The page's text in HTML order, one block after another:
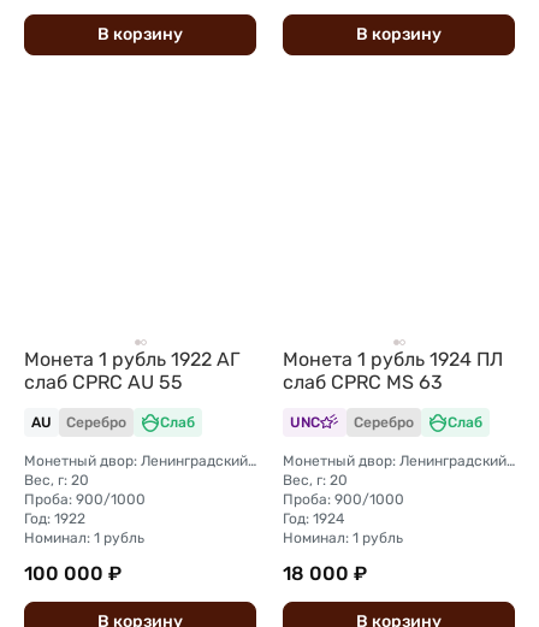
В корзину В корзину
Монета 1 рубль 1922 АГ
слаб CPRC AU 55
AU Серебро Слаб
Монетный двор: Ленинградский (ЛМД)
Вес, г: 20
Проба: 900/1000
Год: 1922
Номинал: 1 рубль
100 000 ₽
В корзину
Монета 1 рубль 1924 ПЛ
слаб CPRC MS 63
UNC Серебро Слаб
Монетный двор: Ленинградский (ЛМД)
Вес, г: 20
Проба: 900/1000
Год: 1924
Номинал: 1 рубль
18 000 ₽
В корзину